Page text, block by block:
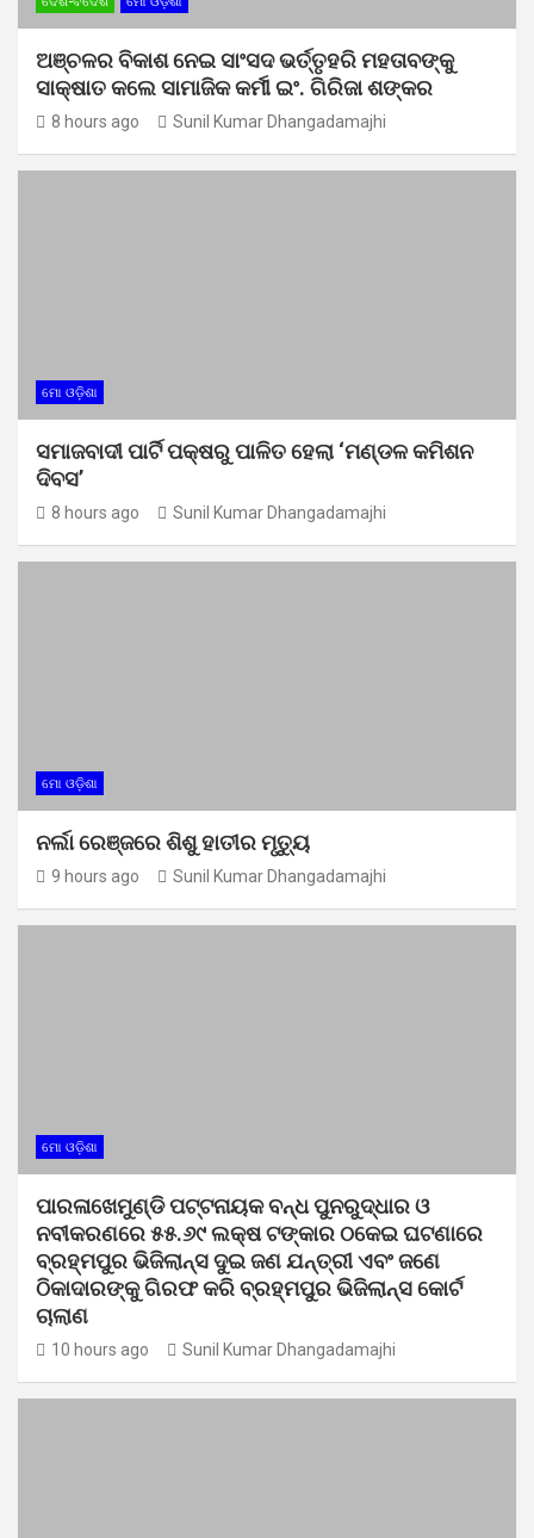
ଅଞ୍ଚଳର ବିକାଶ ନେଇ ସାଂସଦ ଭର୍ତ୍ତୃହରି ମହତାବଙ୍କୁ
ସାକ୍ଷାତ କଲେ ସାମାଜିକ କର୍ମୀ ଇଂ. ଗିରିଜା ଶଙ୍କର
8 hours ago Sunil Kumar Dhangadamajhi
ମୋ ଓଡ଼ିଶା
ସମାଜବାଦୀ ପାର୍ଟି ପକ୍ଷରୁ ପାଳିତ ହେଲା ‘ମଣ୍ଡଳ କମିଶନ
ଦିବସ’
8 hours ago Sunil Kumar Dhangadamajhi
ମୋ ଓଡ଼ିଶା
ନର୍ଲା ରେଞ୍ଜରେ ଶିଶୁ ହାତୀର ମୃତ୍ୟୁ
9 hours ago Sunil Kumar Dhangadamajhi
ମୋ ଓଡ଼ିଶା
ପାରଳାଖେମୁଣ୍ଡି ପଟ୍ଟନାୟକ ବନ୍ଧ ପୁନରୁଦ୍ଧାର ଓ
ନବୀକରଣରେ ୫୫.୬୯ ଲକ୍ଷ ଟଙ୍କାର ଠକେଇ ଘଟଣାରେ
ବ୍ରହ୍ମପୁର ଭିଜିଲାନ୍ସ ଦୁଇ ଜଣ ଯନ୍ତ୍ରୀ ଏବଂ ଜଣେ
ଠିକାଦାରଙ୍କୁ ଗିରଫ କରି ବ୍ରହ୍ମପୁର ଭିଜିଲାନ୍ସ କୋର୍ଟ
ଚାଲାଣ
10 hours ago Sunil Kumar Dhangadamajhi